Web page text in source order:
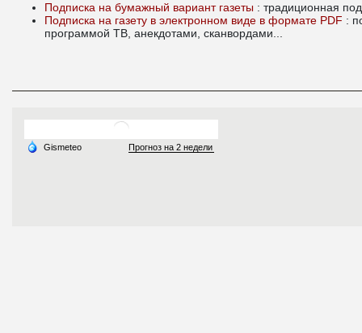
Подписка на бумажный вариант газеты : традиционная
Подписка на газету в электронном виде в формате PDF :
программой ТВ, анекдотами, сканвордами...